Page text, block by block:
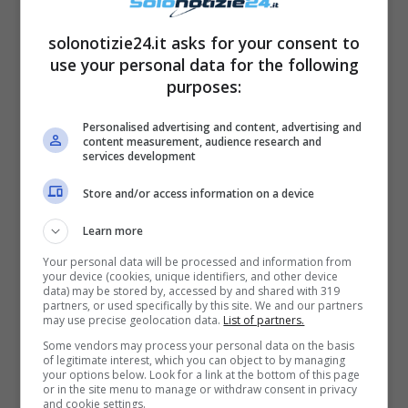
Arredata secondo i gusti
dell’attrice
La terrazza, come abbiamo visto, è piena di
cassa che regala un’atmosfera delicata e
romantica. L’attico diSabrina Ferilliha diversi
solonotizie24.it asks for your consent to
use your personal data for the following
purposes:
Personalised advertising and content, advertising and
content measurement, audience research and
services development
Store and/or access information on a device
Learn more
Your personal data will be processed and information from
your device (cookies, unique identifiers, and other device
data) may be stored by, accessed by and shared with 319
partners, or used specifically by this site. We and our partners
may use precise geolocation data. List of partners.
Some vendors may process your personal data on the basis
of legitimate interest, which you can object to by managing
your options below. Look for a link at the bottom of this page
or in the site menu to manage or withdraw consent in privacy
and cookie settings.